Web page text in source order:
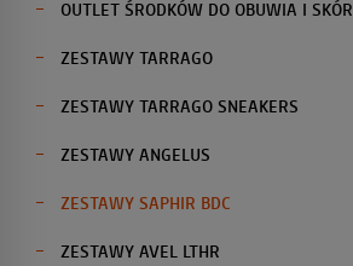
OUTLET ŚRODKÓW DO OBUWIA I SKÓR
ZESTAWY TARRAGO
ZESTAWY TARRAGO SNEAKERS
ZESTAWY ANGELUS
ZESTAWY SAPHIR BDC
ZESTAWY AVEL LTHR